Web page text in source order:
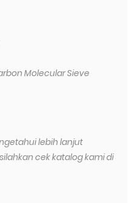
Molecular Sieve
lebih lanjut
cek katalog kami di